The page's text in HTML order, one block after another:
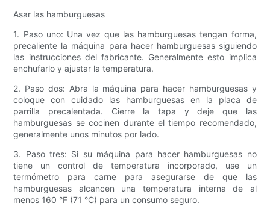
Asar las hamburguesas
1. Paso uno: Una vez que las hamburguesas tengan forma,
precaliente la máquina para hacer hamburguesas siguiendo
las instrucciones del fabricante. Generalmente esto implica
enchufarlo y ajustar la temperatura.
2. Paso dos: Abra la máquina para hacer hamburguesas y
coloque con cuidado las hamburguesas en la placa de
parrilla precalentada. Cierre la tapa y deje que las
hamburguesas se cocinen durante el tiempo recomendado,
generalmente unos minutos por lado.
3. Paso tres: Si su máquina para hacer hamburguesas no
tiene un control de temperatura incorporado, use un
termómetro para carne para asegurarse de que las
hamburguesas alcancen una temperatura interna de al
menos 160 °F (71 °C) para un consumo seguro.